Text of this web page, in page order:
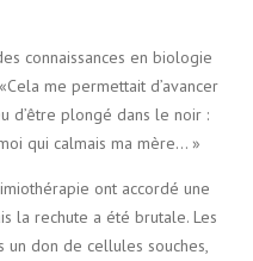
connaissances en biologie
me permettait d’avancer
d’être plongé dans le noir :
qui calmais ma mère… »
ont accordé une
la rechute a été brutale. Les
un don de cellules souches,